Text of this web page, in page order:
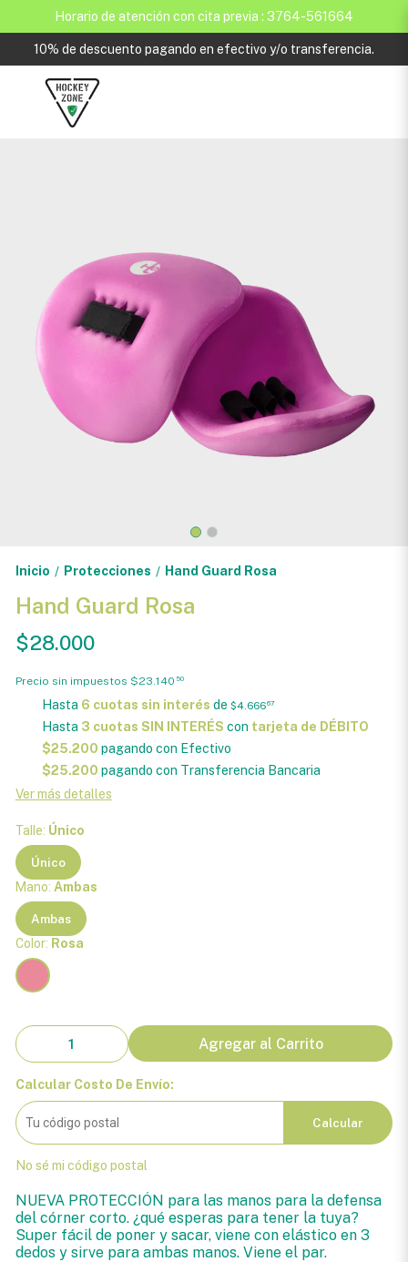
Horario de atención con cita previa : 3764-561664
10% de descuento pagando en efectivo y/o transferencia.
Inicio / Protecciones / Hand Guard Rosa
Hand Guard Rosa
$28.000
Precio sin impuestos $23.140 50
Hasta 6 cuotas sin interés de $4.66667
Hasta 3 cuotas SIN INTERÉS con tarjeta de DÉBITO
$25.200 pagando con Efectivo
$25.200 pagando con Transferencia Bancaria
Ver más detalles
Talle: Único
Único
Mano: Ambas
Ambas
Color: Rosa
Agregar al Carrito
Calcular Costo De Envío:
Calcular
No sé mi código postal
NUEVA PROTECCIÓN para las manos para la defensa
del córner corto. ¿qué esperas para tener la tuya?
Super fácil de poner y sacar, viene con elástico en 3
dedos y sirve para ambas manos. Viene el par.